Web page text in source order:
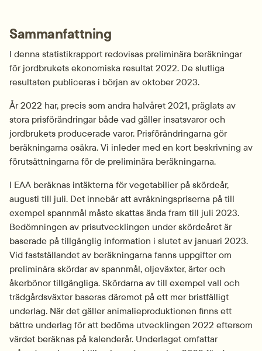
Sammanfattning
I denna statistikrapport redovisas preliminära beräkningar
för jordbrukets ekonomiska resultat 2022. De slutliga
resultaten publiceras i början av oktober 2023.
År 2022 har, precis som andra halvåret 2021, präglats av
stora prisförändringar både vad gäller insatsvaror och
jordbrukets producerade varor. Prisförändringarna gör
beräkningarna osäkra. Vi inleder med en kort beskrivning av
förutsättningarna för de preliminära beräkningarna.
I EAA beräknas intäkterna för vegetabilier på skördeår,
augusti till juli. Det innebär att avräkningspriserna på till
exempel spannmål måste skattas ända fram till juli 2023.
Bedömningen av prisutvecklingen under skördeåret är
baserade på tillgänglig information i slutet av januari 2023.
Vid fastställandet av beräkningarna fanns uppgifter om
preliminära skördar av spannmål, oljeväxter, ärter och
åkerbönor tillgängliga. Skördarna av till exempel vall och
trädgårdsväxter baseras däremot på ett mer bristfälligt
underlag. När det gäller animalieproduktionen finns ett
bättre underlag för att bedöma utvecklingen 2022 eftersom
värdet beräknas på kalenderår. Underlaget omfattar